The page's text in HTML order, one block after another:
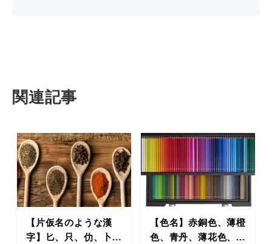
関連記事
【片仮名のような漢
字】匕、只、仂、卜...
【色名】赤銅色、薄橙
色、青丹、薄花色、...